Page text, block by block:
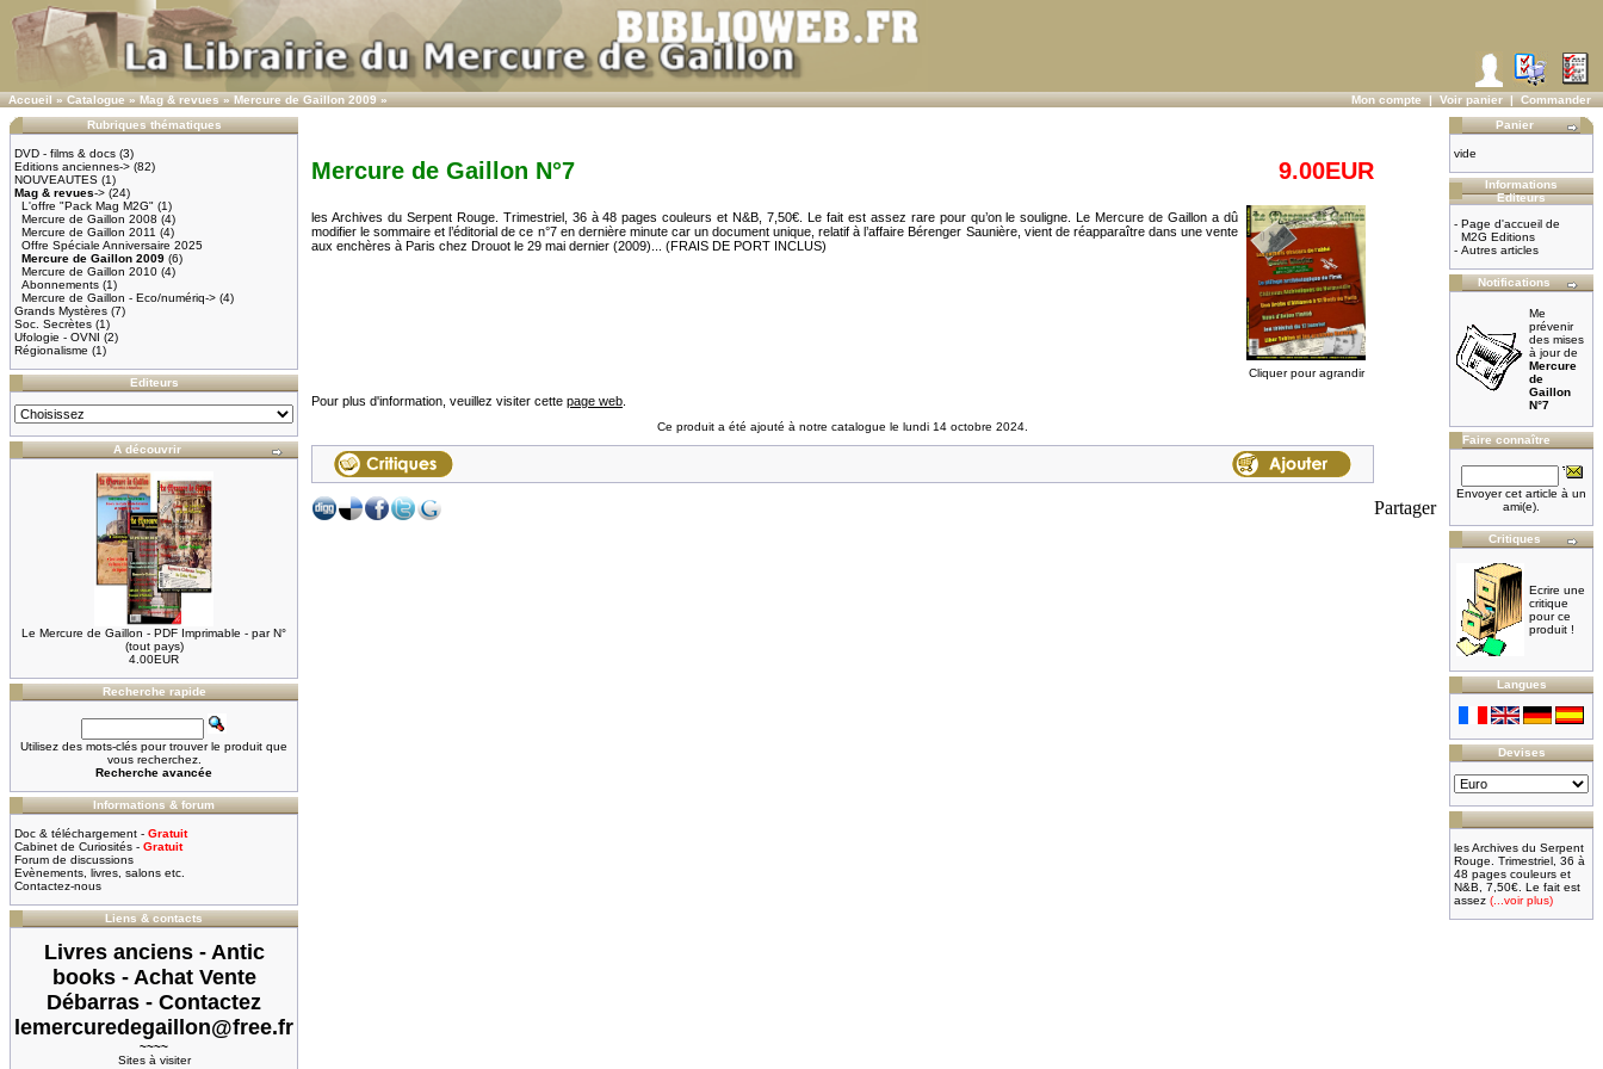
Accueil»Catalogue»Mag & revues»Mercure de Gaillon 2009» Mon compte|Voir panier|Commander
Rubriques thématiques
DVD - films & docs (3)
Editions anciennes-> (82)
NOUVEAUTES (1)
Mag & revues-> (24)
L'offre "Pack Mag M2G" (1)
Mercure de Gaillon 2008 (4)
Mercure de Gaillon 2011 (4)
Offre Spéciale Anniversaire 2025
Mercure de Gaillon 2009 (6)
Mercure de Gaillon 2010 (4)
Abonnements (1)
Mercure de Gaillon - Eco/numériq-> (4)
Grands Mystères (7)
Soc. Secrètes (1)
Ufologie - OVNI (2)
Régionalisme (1)
Editeurs
A découvrir
Le Mercure de Gaillon - PDF Imprimable - par N°
(tout pays)
4.00EUR
Recherche rapide
Utilisez des mots-clés pour trouver le produit que
vous recherchez.
Recherche avancée
Informations & forum
Doc & téléchargement - Gratuit
Cabinet de Curiosités - Gratuit
Forum de discussions
Evènements, livres, salons etc.
Contactez-nous
Liens & contacts
Livres anciens - Antic
books - Achat Vente
Débarras - Contactez
lemercuredegaillon@free.fr
~~~~
Sites à visiter
Mercure de Gaillon N°7 9.00EUR
Cliquer pour agrandir
les Archives du Serpent Rouge. Trimestriel, 36 à 48 pages couleurs et N&B, 7,50€. Le fait est assez rare pour qu’on le souligne. Le Mercure de Gaillon a dû
modifier le sommaire et l’éditorial de ce n°7 en dernière minute car un document unique, relatif à l’affaire Bérenger Saunière, vient de réapparaître dans une vente
aux enchères à Paris chez Drouot le 29 mai dernier (2009)... (FRAIS DE PORT INCLUS)
Pour plus d'information, veuillez visiter cette page web
Ce produit a été ajouté à notre catalogue le lundi 14 octobre 2024.
Partager
Panier
vide
Informations
Editeurs
- Page d'accueil de
M2G Editions
- Autres articles
Notifications
Me
prévenir
des mises
à jour de
Mercure
de
Gaillon
N°7
Faire connaître
Envoyer cet article à un
ami(e).
Critiques
Ecrire une
critique
pour ce
produit !
Langues
Devises
les Archives du Serpent
Rouge. Trimestriel, 36 à
48 pages couleurs et
N&B, 7,50€. Le fait est
assez (...voir plus)